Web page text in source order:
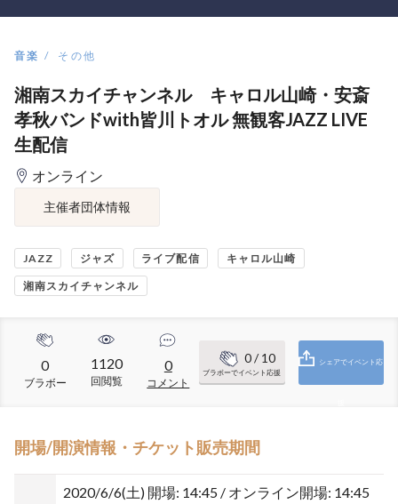
音楽 その他
湘南スカイチャンネル キャロル山崎・安斎
孝秋バンドwith皆川トオル 無観客JAZZ LIVE
生配信
オンライン
主催者団体情報
JAZZ ジャズ ライブ配信 キャロル山崎
湘南スカイチャンネル
0
ブラボー
1120
回閲覧
0
コメント
0/ 10
ブラボーでイベント応援
シェアでイベント応
開場/開演情報・チケット販売期間
2020/6/6(土) 開場: 14:45 / オンライン開場: 14:45